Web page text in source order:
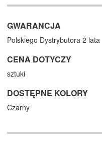
GWARANCJA
Polskiego Dystrybutora 2 lata
CENA DOTYCZY
sztuki
DOSTĘPNE KOLORY
Czarny